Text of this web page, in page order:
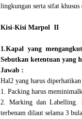
lingkungan serta sifat
Kisi-Kisi Marpol II
1.Kapal yang
Sebutkan ketentuan yang
Jawab :
Hal2 yang harus
1. Packing harus
2. Marking dan Labelling.
terbenam dilaut selama 3